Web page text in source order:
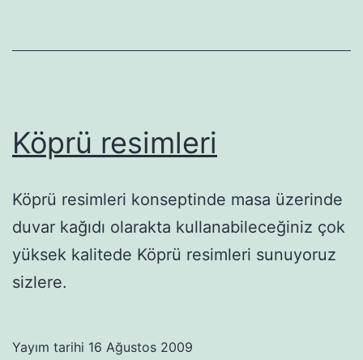
Köprü resimleri
Köprü resimleri konseptinde masa üzerinde
duvar kağıdı olarakta kullanabileceğiniz çok
yüksek kalitede Köprü resimleri sunuyoruz
sizlere.
Yayım tarihi 16 Ağustos 2009